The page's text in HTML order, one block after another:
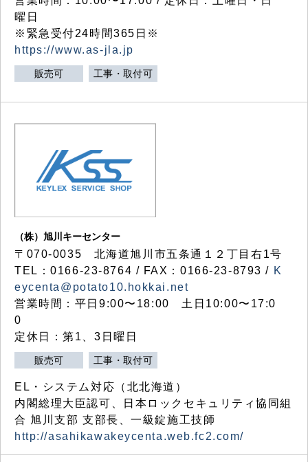
曜日
※緊急受付24時間365日※
https://www.as-jla.jp
販売可 工事・取付可
（株）旭川キーセンター
〒070-0035 北海道旭川市五条通１２丁目右1号
TEL：0166-23-8764 / FAX：0166-23-8793 / K
eycenta@potato10.hokkai.net
営業時間：平日9:00〜18:00 土日10:00〜17:0
0
定休日：第1、3日曜日
販売可 工事・取付可
EL・システム対応（北北海道）
内閣総理大臣認可、日本ロックセキュリティ協同組
合 旭川支部 支部長、一級錠施工技師
http://asahikawakeycenta.web.fc2.com/